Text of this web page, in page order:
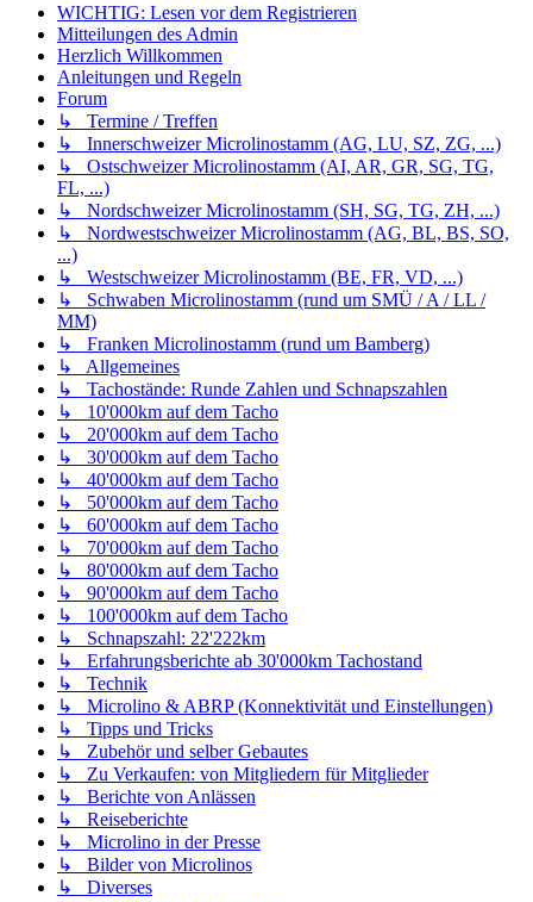
WICHTIG: Lesen vor dem Registrieren
Mitteilungen des Admin
Herzlich Willkommen
Anleitungen und Regeln
Forum
↳ Termine / Treffen
↳ Innerschweizer Microlinostamm (AG, LU, SZ, ZG, ...)
↳ Ostschweizer Microlinostamm (AI, AR, GR, SG, TG,
FL, ...)
↳ Nordschweizer Microlinostamm (SH, SG, TG, ZH, ...)
↳ Nordwestschweizer Microlinostamm (AG, BL, BS, SO,
...)
↳ Westschweizer Microlinostamm (BE, FR, VD, ...)
↳ Schwaben Microlinostamm (rund um SMÜ / A / LL /
MM)
↳ Franken Microlinostamm (rund um Bamberg)
↳ Allgemeines
↳ Tachostände: Runde Zahlen und Schnapszahlen
↳ 10'000km auf dem Tacho
↳ 20'000km auf dem Tacho
↳ 30'000km auf dem Tacho
↳ 40'000km auf dem Tacho
↳ 50'000km auf dem Tacho
↳ 60'000km auf dem Tacho
↳ 70'000km auf dem Tacho
↳ 80'000km auf dem Tacho
↳ 90'000km auf dem Tacho
↳ 100'000km auf dem Tacho
↳ Schnapszahl: 22'222km
↳ Erfahrungsberichte ab 30'000km Tachostand
↳ Technik
↳ Microlino & ABRP (Konnektivität und Einstellungen)
↳ Tipps und Tricks
↳ Zubehör und selber Gebautes
↳ Zu Verkaufen: von Mitgliedern für Mitglieder
↳ Berichte von Anlässen
↳ Reiseberichte
↳ Microlino in der Presse
↳ Bilder von Microlinos
↳ Diverses